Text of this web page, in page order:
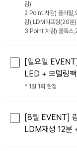
감)
2 Point 차감) 플라필,
감),LDM리프팅(20분)
3 Point 차감) 물톡스
[일요일
LED + 모델링팩
* 1일 1회 한정
[8월 EVENT]
LDM재생 12분